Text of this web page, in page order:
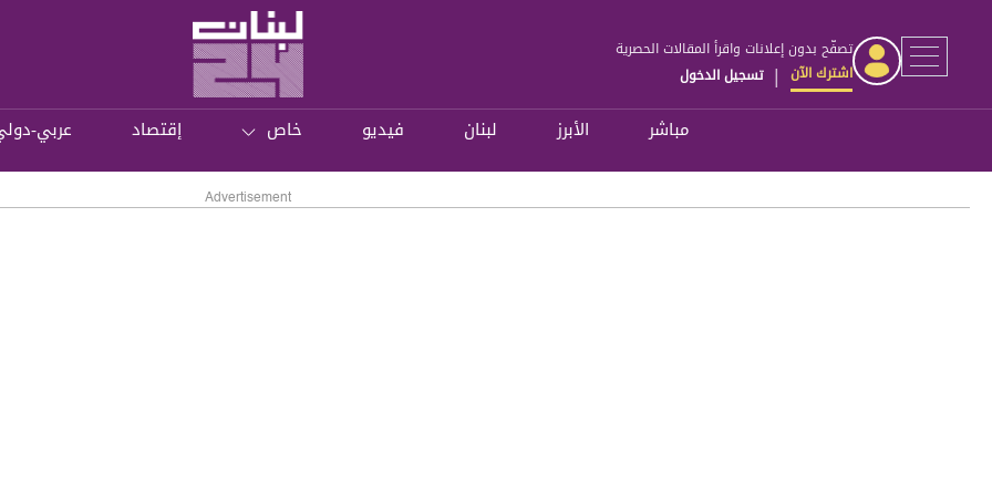
تصفّح بدون إعلانات واقرأ المقالات الحصرية
اشترك الآن | تسجيل الدخول
مباشر الأبرز لبنان فيديو خاص إقتصاد عربي-
Advertisement